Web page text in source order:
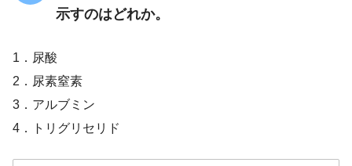
示すのはどれか。
1．尿酸
2．尿素窒素
3．アルブミン
4．トリグリセリド